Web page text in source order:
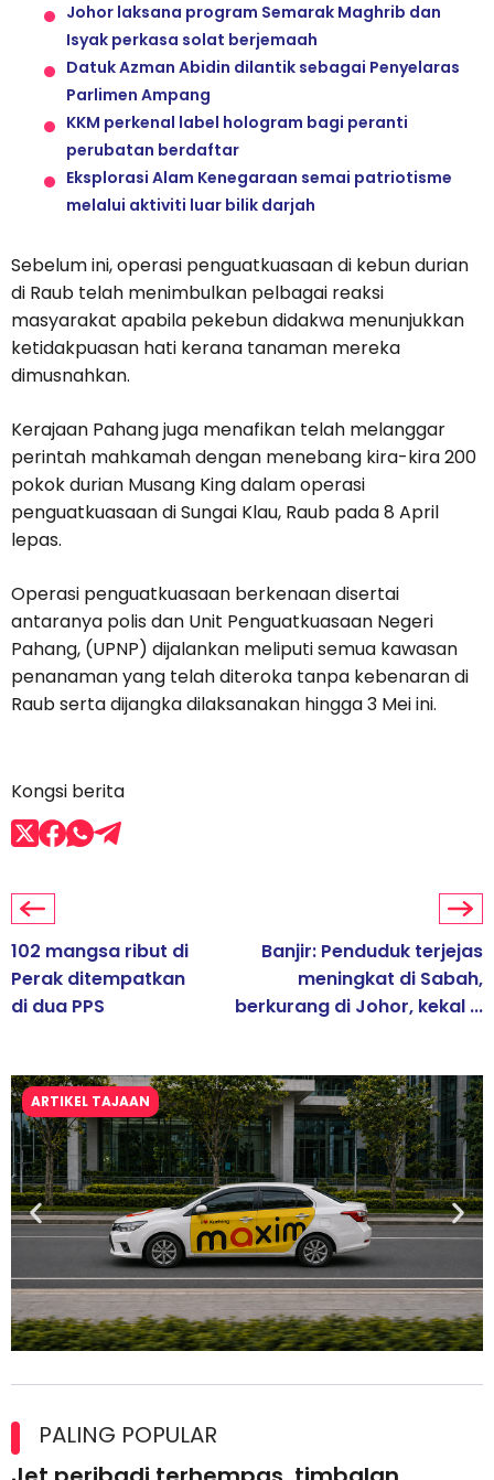
Johor laksana program Semarak Maghrib dan
Isyak perkasa solat berjemaah
Datuk Azman Abidin dilantik sebagai Penyelaras
Parlimen Ampang
KKM perkenal label hologram bagi peranti
perubatan berdaftar
Eksplorasi Alam Kenegaraan semai patriotisme
melalui aktiviti luar bilik darjah
Sebelum ini, operasi penguatkuasaan di kebun durian
di Raub telah menimbulkan pelbagai reaksi
masyarakat apabila pekebun didakwa menunjukkan
ketidakpuasan hati kerana tanaman mereka
dimusnahkan.
Kerajaan Pahang juga menafikan telah melanggar
perintah mahkamah dengan menebang kira-kira 200
pokok durian Musang King dalam operasi
penguatkuasaan di Sungai Klau, Raub pada 8 April
lepas.
Operasi penguatkuasaan berkenaan disertai
antaranya polis dan Unit Penguatkuasaan Negeri
Pahang, (UPNP) dijalankan meliputi semua kawasan
penanaman yang telah diteroka tanpa kebenaran di
Raub serta dijangka dilaksanakan hingga 3 Mei ini.
Kongsi berita
102 mangsa ribut di
Perak ditempatkan
di dua PPS
Banjir: Penduduk terjejas
meningkat di Sabah,
berkurang di Johor, kekal ...
ARTIKEL TAJAAN
lesen separuh pertama 2026
PALING POPULAR